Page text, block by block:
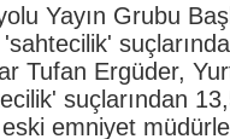
Yayın Grubu
Tufan Ergüder,
suçlarından
eski emniyet